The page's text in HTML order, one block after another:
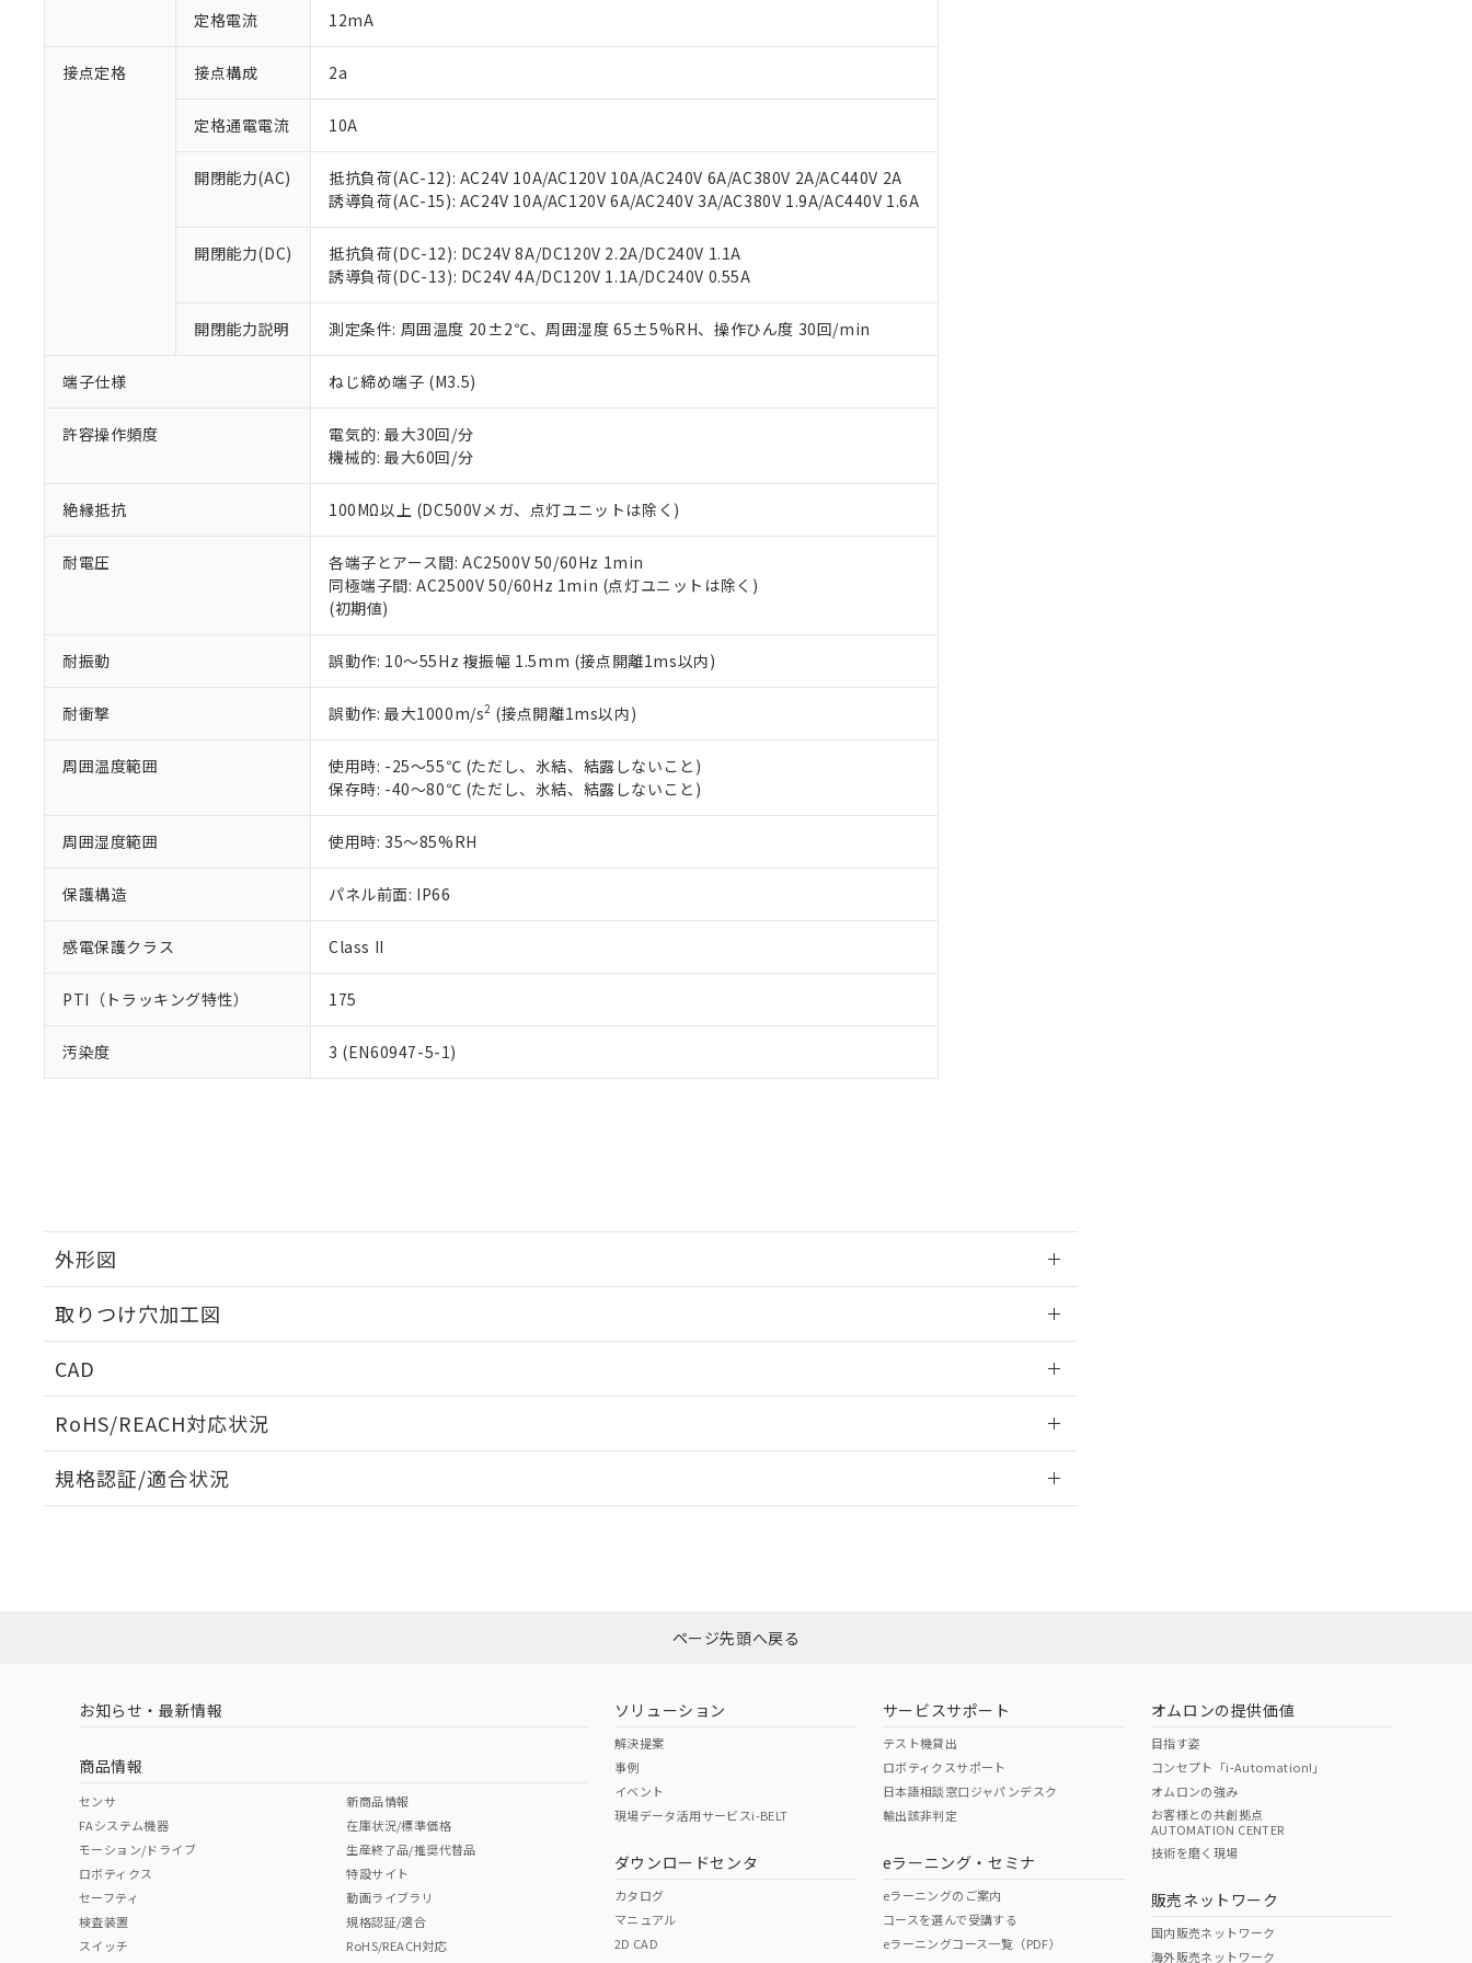
定格電流 12mA
接点定格 接点構成 2a
定格通電電流 10A
開閉能力(AC)
抵抗負荷(AC-12): AC24V 10A/AC120V 10A/AC240V 6A/AC380V 2A/AC440V 2A
誘導負荷(AC-15): AC24V 10A/AC120V 6A/AC240V 3A/AC380V 1.9A/AC440V 1.6A
開閉能力(DC)
抵抗負荷(DC-12): DC24V 8A/DC120V 2.2A/DC240V 1.1A
誘導負荷(DC-13): DC24V 4A/DC120V 1.1A/DC240V 0.55A
開閉能力説明 測定条件: 周囲温度 20±2℃、周囲湿度 65±5%RH、操作ひん度 30回/min
端子仕様 ねじ締め端子 (M3.5)
許容操作頻度
電気的: 最大30回/分
機械的: 最大60回/分
絶縁抵抗 100MΩ以上 (DC500Vメガ、点灯ユニットは除く)
耐電圧
各端子とアース間: AC2500V 50/60Hz 1min
同極端子間: AC2500V 50/60Hz 1min (点灯ユニットは除く)
(初期値)
耐振動 誤動作: 10～55Hz 複振幅 1.5mm (接点開離1ms以内)
耐衝撃 誤動作: 最大1000m/s2 (接点開離1ms以内)
周囲温度範囲
使用時: -25～55℃ (ただし、氷結、結露しないこと)
保存時: -40～80℃ (ただし、氷結、結露しないこと)
周囲湿度範囲 使用時: 35～85%RH
保護構造 パネル前面: IP66
感電保護クラス Class II
PTI（トラッキング特性） 175
汚染度 3 (EN60947-5-1)
外形図
取りつけ穴加工図
CAD
RoHS/REACH対応状況
EU RoHS 注意事項・凡例
ダウンロードはこちら
中国 RoHS 注意事項・凡例
中国 RoHS表
Pb Hg Cr(VI)
O O
規格認証/適合状況
い。
正式な納期状況および標準価格はお客様のお取引先、またはお客様担当のオムロン制御機器販売店・
当社販売員にご相談ください。
オムロン制御機器販売店や当社販売拠点は「販売ネットワーク
」をご確認ください。
在庫状況および標準価格結果を当社の事前の承諾なく第三者に漏洩または開示しないようお願いしま
す。
マイパーツ機能（部品リスト作成サービス）をご利用いただくには、I-Webメンバーズにご登録され
お客様が当ウェブサイト上で当社にご登録された部品リストについて、当社および当社の共同利用者
が、当社の製品・サービスに関するお客様との取引・商談に必要な範囲で利用することをご了承くだ
さい。
※当社の共同利用者とは、"個人情報の共同利用に関して"
の「1.共同利用者の範囲」に記載されて
いる法人を指します。
但し、RoHS指令で産業用監視および制御機器に対する適用除外項目は除く。
※2 対応予定月
部品在庫の切り替え状況などにより、予定月が前後することがあります。
※3 非含有証明書ダウンロード
下記の非含有証明書をダウンロードすることができます。
EU RoHS指令（10物質）の非含有証明書
51物質の非含有証明書（当社基準）
※本証明書は発行日時点で非含有を証明するもので、過去に遡って非含有を証明するものではありません。
また、RoHS指令のフタル酸エステル類４物質の対応では、対応完了までの期間は出荷製品に未対応品が
混在することから備考欄に対応日を記載しておりました。
り割愛しております。
「○」：最大均質材料含有率が中国RoHSの基準値以下であることを示します。
「×」：最大均質材料含有率が中国RoHSの基準値を超えていることを示します。
*中国RoHS10物質の基準値 (GB/T26572)：
Pb(鉛) :1000ppm、 Hg(水銀) : 1000ppm、 Cd(カドミウム) : 100ppm、
Cr(Ⅵ)(六価クロム) : 1000ppm、 PBBs(ポリ臭化ビフェニル類) : 1000ppm、 PBDEs(ポリ臭化ジフェニルエーテル類) : 1000ppm、
DBP(フタル酸ジブチル) : 1000ppm、 DIBP(フタル酸ジイソブチル) : 1000ppm、 BBP(フタル酸ブチルベンジル) : 1000ppm、
DEHP(フタル酸ビス(2-エチルヘキシル)) : 1000ppm
※2 環境保護使用期限
「ｅ」：有害物質（10物質）のすべてが基準値以下であることを示します。
「10」：通常の使用状況下において有害物質が外部に漏えいし、環境に深刻な影響を及ぼさない年数を意
味します。
当社は、これら貴社製品のうち、外国為替および外国貿易法に定める商品（以下｢規制貨物等」とい
当社は貴社製品を、核兵器、ミサイル、化学兵器、生物兵器またはその他武器並びにこれらの製造装
置等に一切使用いたしません。
当社は、貴社製品を第三者に販売する場合は、上記1、2および3の内容を当該第三者に通知します。
また当社は、販売先および販売に係わる関係者が違法に輸出するおそれがある場合は、取り引きをい
たしません。
号
○ 一定数以上の在庫あり
△ 一定数には満たないが在庫あり
－
在庫なし(最新の在庫状況については、お客様のお取引先、またはお客様担当のオムロン制御
機器販売店・当社販売員にご確認ください)
空
白
受注生産機種、また在庫状況の情報を公開していない機種
ページ先頭へ戻る
お知らせ・最新情報
商品情報
センサ
FAシステム機器
モーション/ドライブ
ロボティクス
セーフティ
検査装置
スイッチ
新商品情報
在庫状況/標準価格
生産終了品/推奨代替品
特設サイト
動画ライブラリ
規格認証/適合
RoHS/REACH対応
ソリューション
解決提案
事例
イベント
現場データ活用サービスi-BELT
ダウンロードセンタ
カタログ
マニュアル
2D CAD
サービスサポート
テスト機貸出
ロボティクスサポート
日本語相談窓口ジャパンデスク
輸出該非判定
eラーニング・セミナ
eラーニングのご案内
コースを選んで受講する
eラーニングコース一覧（PDF）
オムロンの提供価値
目指す姿
コンセプト「i-Automation!」
オムロンの強み
お客様との共創拠点
AUTOMATION CENTER
技術を磨く現場
販売ネットワーク
国内販売ネットワーク
海外販売ネットワーク